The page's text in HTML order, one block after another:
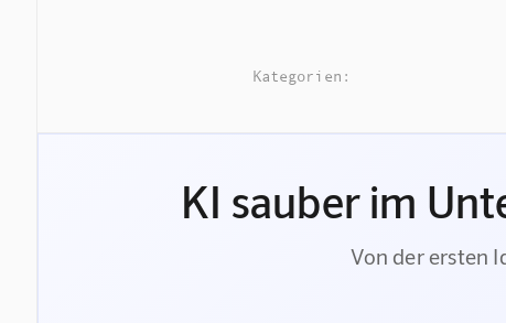
Kategorien:
KI sauber im
Von der ersten